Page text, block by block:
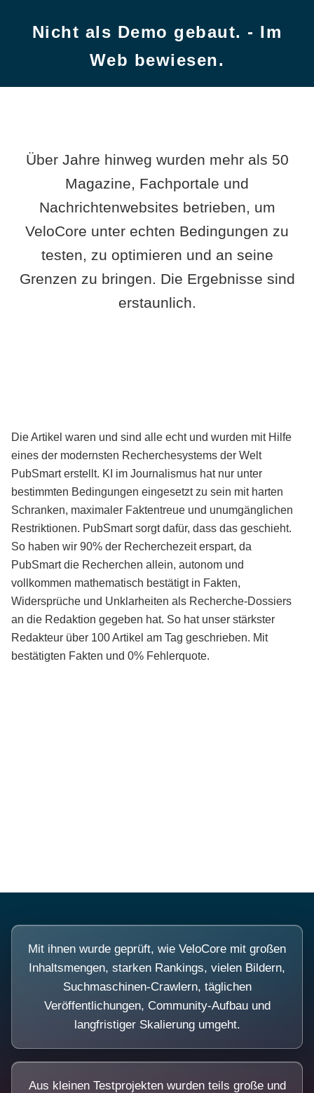
Nicht als Demo gebaut. - Im
Web bewiesen.
Über Jahre hinweg wurden mehr als 50
Magazine, Fachportale und
Nachrichtenwebsites betrieben, um
VeloCore unter echten Bedingungen zu
testen, zu optimieren und an seine
Grenzen zu bringen. Die Ergebnisse sind
erstaunlich.
Die Artikel waren und sind alle echt und wurden mit Hilfe
eines der modernsten Recherchesystems der Welt
PubSmart erstellt. KI im Journalismus hat nur unter
bestimmten Bedingungen eingesetzt zu sein mit harten
Schranken, maximaler Faktentreue und unumgänglichen
Restriktionen. PubSmart sorgt dafür, dass das geschieht.
So haben wir 90% der Recherchezeit erspart, da
PubSmart die Recherchen allein, autonom und
vollkommen mathematisch bestätigt in Fakten,
Widersprüche und Unklarheiten als Recherche-Dossiers
an die Redaktion gegeben hat. So hat unser stärkster
Redakteur über 100 Artikel am Tag geschrieben. Mit
bestätigten Fakten und 0% Fehlerquote.
Mit ihnen wurde geprüft, wie VeloCore mit großen
Inhaltsmengen, starken Rankings, vielen Bildern,
Suchmaschinen-Crawlern, täglichen
Veröffentlichungen, Community-Aufbau und
langfristiger Skalierung umgeht.
Aus kleinen Testprojekten wurden teils große und